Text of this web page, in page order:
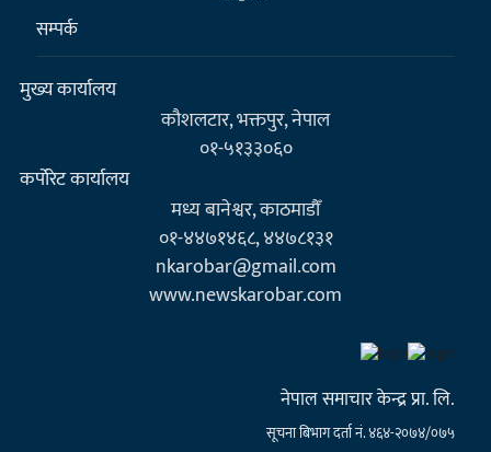
सम्पर्क
मुख्य कार्यालय
कौशलटार, भक्तपुर, नेपाल
०१-५१३३०६०
कर्पाेरेट कार्यालय
मध्य बानेश्वर, काठमाडौँ
०१-४४७१४६८, ४४७८१३१
nkarobar@gmail.com
www.newskarobar.com
नेपाल समाचार केन्द्र प्रा. लि.
सूचना बिभाग दर्ता नं. ४६४-२०७४/०७५